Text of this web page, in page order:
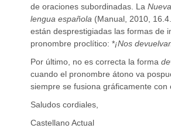
de oraciones subordinadas. La
lengua española (Manual, 2010,
están desprestigiadas las formas de
pronombre proclítico: *¡Nos
Por último, no es correcta la forma
cuando el pronombre átono va
siempre se fusiona gráficamente con
Saludos cordiales,
Castellano Actual